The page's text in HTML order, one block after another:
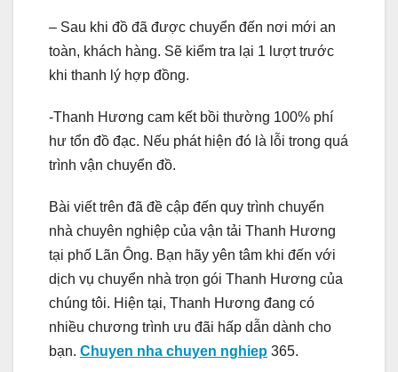
– Sau khi đồ đã được chuyển đến nơi mới an
toàn, khách hàng. Sẽ kiểm tra lại 1 lượt trước
khi thanh lý hợp đồng.
-Thanh Hương cam kết bồi thường 100% phí
hư tổn đồ đạc. Nếu phát hiện đó là lỗi trong quá
trình vận chuyển đồ.
Bài viết trên đã đề cập đến quy trình chuyển
nhà chuyên nghiệp của vận tải Thanh Hương
tại phố Lãn Ông. Bạn hãy yên tâm khi đến với
dịch vụ chuyển nhà trọn gói Thanh Hương của
chúng tôi. Hiện tại, Thanh Hương đang có
nhiều chương trình ưu đãi hấp dẫn dành cho
bạn. Chuyen nha chuyen nghiep 365.